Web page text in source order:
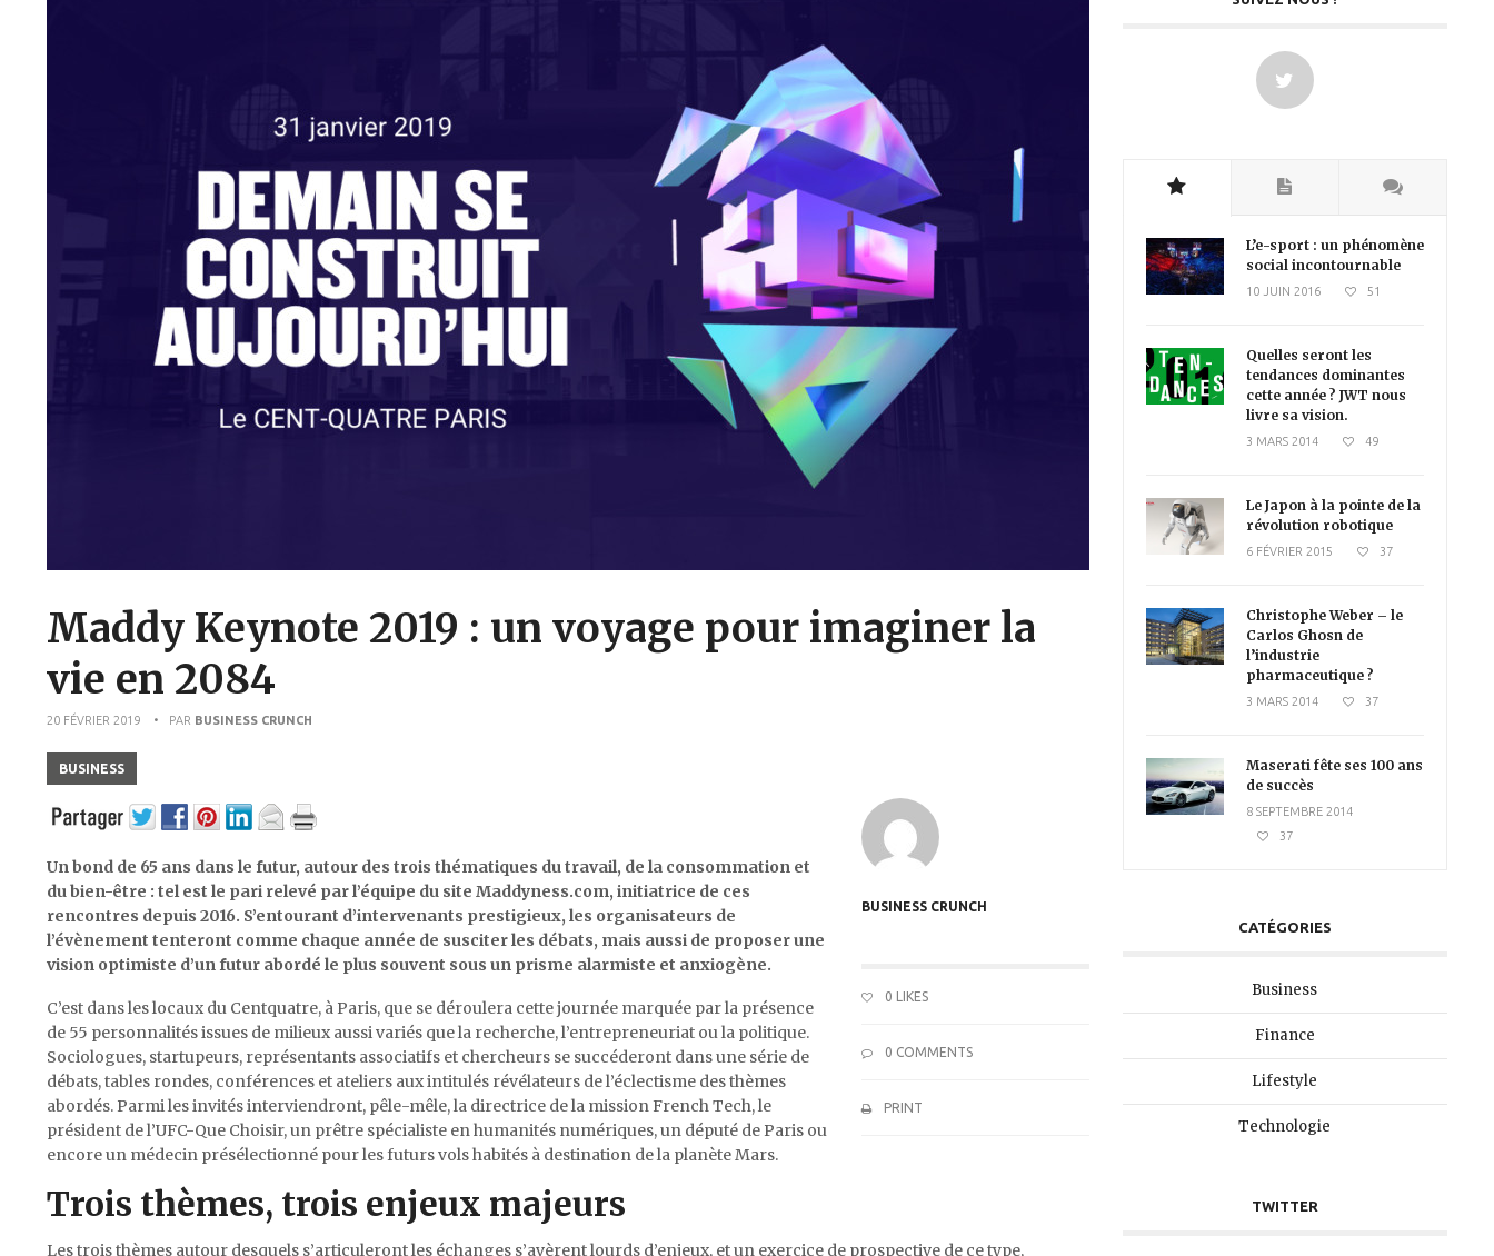
Maddy Keynote 2019 : un voyage pour imaginer la
vie en 2084
20 FÉVRIER 2019 • PAR BUSINESS CRUNCH
BUSINESS
BUSINESS CRUNCH
0 LIKES
0 COMMENTS
PRINT
Un bond de 65 ans dans le futur, autour des trois thématiques du travail, de la consommation et
du bien-être : tel est le pari relevé par l’équipe du site Maddyness.com, initiatrice de ces
rencontres depuis 2016. S’entourant d’intervenants prestigieux, les organisateurs de
l’évènement tenteront comme chaque année de susciter les débats, mais aussi de proposer une
vision optimiste d’un futur abordé le plus souvent sous un prisme alarmiste et anxiogène.
C’est dans les locaux du Centquatre, à Paris, que se déroulera cette journée marquée par la présence
de 55 personnalités issues de milieux aussi variés que la recherche, l’entrepreneuriat ou la politique.
Sociologues, startupeurs, représentants associatifs et chercheurs se succéderont dans une série de
débats, tables rondes, conférences et ateliers aux intitulés révélateurs de l’éclectisme des thèmes
abordés. Parmi les invités interviendront, pêle-mêle, la directrice de la mission French Tech, le
président de l’UFC-Que Choisir, un prêtre spécialiste en humanités numériques, un député de Paris ou
encore un médecin présélectionné pour les futurs vols habités à destination de la planète Mars.
Trois thèmes, trois enjeux majeurs
Les trois thèmes autour desquels s’articuleront les échanges s’avèrent lourds d’enjeux, et un exercice de prospective de ce type,
L’e-sport : un phénomène
social incontournable
10 JUIN 2016 51
Quelles seront les
tendances dominantes
cette année ? JWT nous
livre sa vision.
3 MARS 2014 49
Le Japon à la pointe de la
révolution robotique
6 FÉVRIER 2015 37
Christophe Weber – le
Carlos Ghosn de
l’industrie
pharmaceutique ?
3 MARS 2014 37
Maserati fête ses 100 ans
de succès
8 SEPTEMBRE 2014
37
CATÉGORIES
Business
Finance
Lifestyle
Technologie
TWITTER